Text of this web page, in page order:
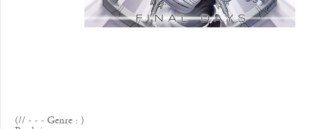
(// - - - Genre : )